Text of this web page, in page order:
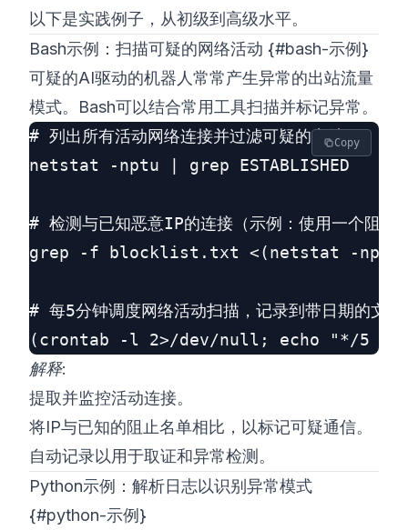
以下是实践例子，从初级到高级水平。
Bash示例：扫描可疑的网络活动 {#bash-示例}
可疑的AI驱动的机器人常常产生异常的出站流量
模式。Bash可以结合常用工具扫描并标记异常。
# 列出所有活动网络连接并过滤可疑的出站IP
netstat -nptu | grep ESTABLISHED
# 检测与已知恶意IP的连接（示例：使用一个阻止
grep -f blocklist.txt <(netstat -
# 每5分钟调度网络活动扫描，记录到带日期的文件
Copy
解释:
提取并监控活动连接。
将IP与已知的阻止名单相比，以标记可疑通信。
自动记录以用于取证和异常检测。
Python示例：解析日志以识别异常模式
{#python-示例}